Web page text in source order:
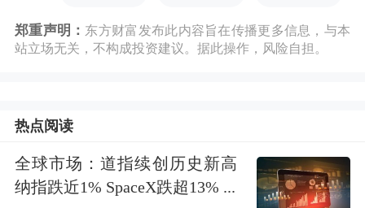
上涨155.84点，收于53055.91点，涨幅
郑重声明： 东方财富发布此内容旨在传播更多信息，与本
站立场无关，不构成投资建议。据此操作，风险自担。
热点阅读
全球市场：道指续创历史新高
纳指跌近1% SpaceX跌超13% ...